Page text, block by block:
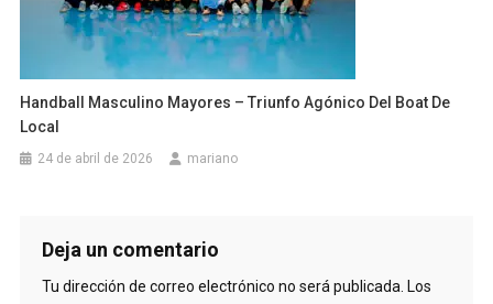
Handball Masculino Mayores – Triunfo Agónico Del Boat De
Local
24 de abril de 2026 mariano
Deja un comentario
Tu dirección de correo electrónico no será publicada. Los